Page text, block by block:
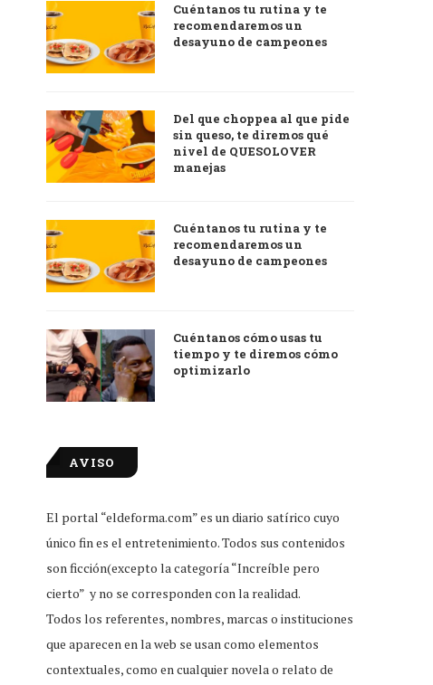
Cuéntanos tu rutina y te
recomendaremos un
desayuno de campeones
Del que choppea al que pide
sin queso, te diremos qué
nivel de QUESOLOVER
manejas
Cuéntanos tu rutina y te
recomendaremos un
desayuno de campeones
Cuéntanos cómo usas tu
tiempo y te diremos cómo
optimizarlo
AVISO
El portal “eldeforma.com” es un diario satírico cuyo
único fin es el entretenimiento. Todos sus contenidos
son ficción(excepto la categoría “Increíble pero
cierto” y no se corresponden con la realidad.
Todos los referentes, nombres, marcas o instituciones
que aparecen en la web se usan como elementos
contextuales, como en cualquier novela o relato de